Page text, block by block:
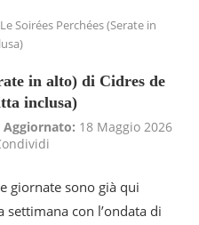
Le Soirées Perchées (Serate in
in alto) di Cidres de
inclusa)
Aggiornato: 18 Maggio 2026
giornate sono già qui
settimana con l’ondata di